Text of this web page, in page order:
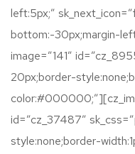
left:5px;”
bottom:-30px;margin-
image=”141″
20px;border-
id=”cz_37487″
style:none;border-